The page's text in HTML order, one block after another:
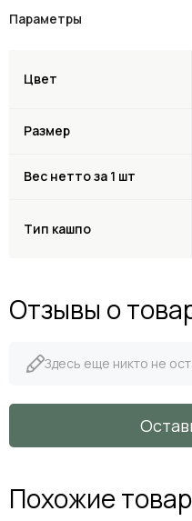
Параметры
Цвет
Размер
Вес нетто за 1 шт
Тип кашпо
Отзывы о
Здесь еще никто не
Похожие